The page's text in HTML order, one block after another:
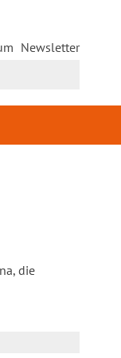
Newsletter
die